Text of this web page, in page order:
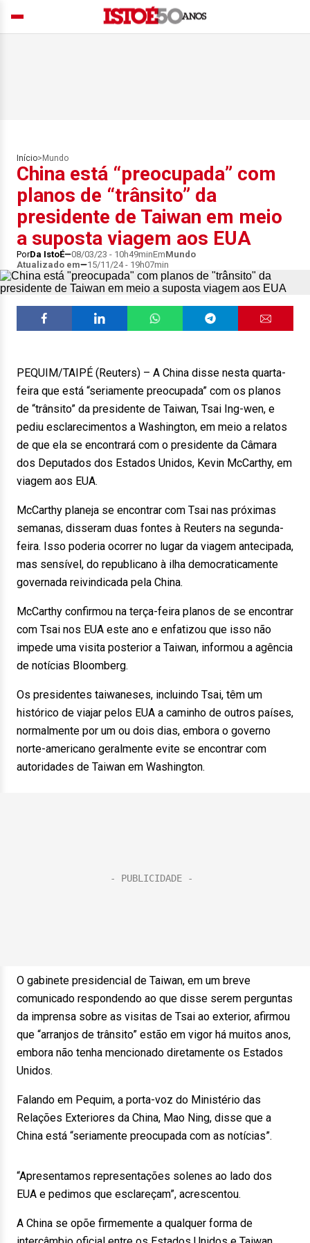
Início> Mundo
China está “preocupada” com
planos de “trânsito” da
presidente de Taiwan em meio
a suposta viagem aos EUA
PorDa IstoÉ 08/03/23 - 10h49minEmMundo
Atualizado em
15/11/24 - 19h07min
PEQUIM/TAIPÉ (Reuters) – A China disse nesta quarta-
feira que está “seriamente preocupada” com os planos
de “trânsito” da presidente de Taiwan, Tsai Ing-wen, e
pediu esclarecimentos a Washington, em meio a relatos
de que ela se encontrará com o presidente da Câmara
dos Deputados dos Estados Unidos, Kevin McCarthy, em
viagem aos EUA.
McCarthy planeja se encontrar com Tsai nas próximas
semanas, disseram duas fontes à Reuters na segunda-
feira. Isso poderia ocorrer no lugar da viagem antecipada,
mas sensível, do republicano à ilha democraticamente
governada reivindicada pela China.
McCarthy confirmou na terça-feira planos de se encontrar
com Tsai nos EUA este ano e enfatizou que isso não
impede uma visita posterior a Taiwan, informou a agência
de notícias Bloomberg.
Os presidentes taiwaneses, incluindo Tsai, têm um
histórico de viajar pelos EUA a caminho de outros países,
normalmente por um ou dois dias, embora o governo
norte-americano geralmente evite se encontrar com
autoridades de Taiwan em Washington.
O gabinete presidencial de Taiwan, em um breve
comunicado respondendo ao que disse serem perguntas
da imprensa sobre as visitas de Tsai ao exterior, afirmou
que “arranjos de trânsito” estão em vigor há muitos anos,
embora não tenha mencionado diretamente os Estados
Unidos.
Falando em Pequim, a porta-voz do Ministério das
Relações Exteriores da China, Mao Ning, disse que a
China está “seriamente preocupada com as notícias”.
“Apresentamos representações solenes ao lado dos
EUA e pedimos que esclareçam”, acrescentou.
A China se opõe firmemente a qualquer forma de